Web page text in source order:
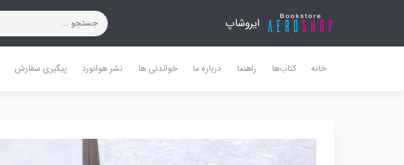
ایروشاپ
خانه کتاب‌ها راهنما درباره ما خواندنی ها نشر هوانورد پیگیری سفارش